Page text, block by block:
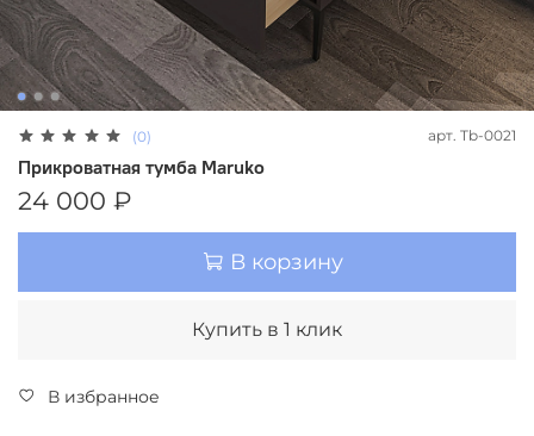
(0) арт. Tb-0021
Прикроватная тумба Maruko
24 000 ₽
В корзину
Купить в 1 клик
В избранное